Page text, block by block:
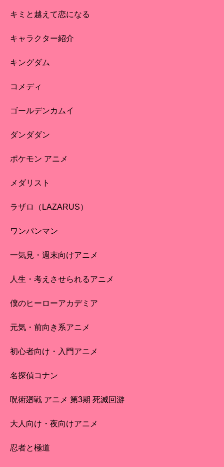
キミと越えて恋になる
キャラクター紹介
キングダム
コメディ
ゴールデンカムイ
ダンダダン
ポケモン アニメ
メダリスト
ラザロ（LAZARUS）
ワンパンマン
一気見・週末向けアニメ
人生・考えさせられるアニメ
僕のヒーローアカデミア
元気・前向き系アニメ
初心者向け・入門アニメ
名探偵コナン
呪術廻戦 アニメ 第3期 死滅回游
大人向け・夜向けアニメ
忍者と極道